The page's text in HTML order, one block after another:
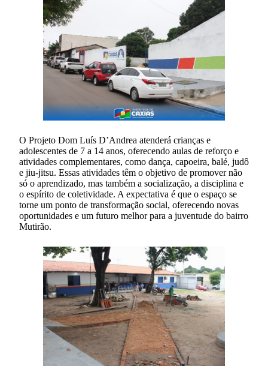
O Projeto Dom Luís D’Andrea atenderá crianças e
adolescentes de 7 a 14 anos, oferecendo aulas de reforço e
atividades complementares, como dança, capoeira, balé, judô
e jiu-jitsu. Essas atividades têm o objetivo de promover não
só o aprendizado, mas também a socialização, a disciplina e
o espírito de coletividade. A expectativa é que o espaço se
torne um ponto de transformação social, oferecendo novas
oportunidades e um futuro melhor para a juventude do bairro
Mutirão.